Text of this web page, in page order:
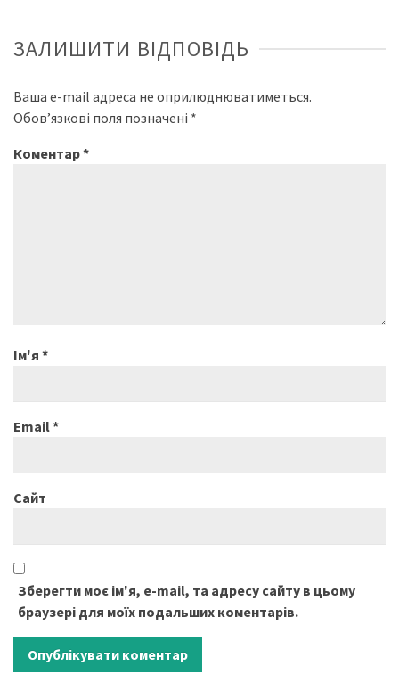
ЗАЛИШИТИ ВІДПОВІДЬ
Ваша e-mail адреса не оприлюднюватиметься.
Обов’язкові поля позначені *
Коментар*
Ім'я *
Email*
Сайт
Зберегти моє ім'я, e-mail, та адресу сайту в цьому
браузері для моїх подальших коментарів.